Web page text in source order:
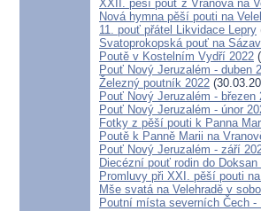
XXII. pěší pouť z Vranova na
Nová hymna pěší pouti na
11. pouť přátel Likvidace Lepry
Svatoprokopská pouť na
Poutě v Kostelním Vydří 2022
Pouť Nový Jeruzalém - duben
Železný poutník 2022
Pouť Nový Jeruzalém - březen
Pouť Nový Jeruzalém - únor
Fotky z pěší pouti k Panna
Poutě k Panně Marii na
Pouť Nový Jeruzalém - září
Diecézní pouť rodin do Doksan
Promluvy při XXI. pěší pouti
Mše svatá na Velehradě v
Poutní místa severních Čech -